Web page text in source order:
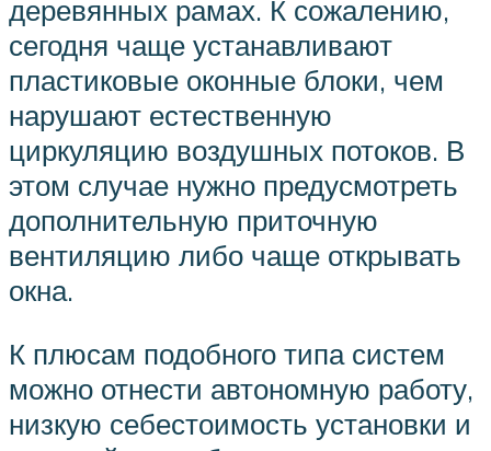
деревянных рамах. К сожалению,
сегодня чаще устанавливают
пластиковые оконные блоки, чем
нарушают естественную
циркуляцию воздушных потоков. В
этом случае нужно предусмотреть
дополнительную приточную
вентиляцию либо чаще открывать
окна.
К плюсам подобного типа систем
можно отнести автономную работу,
низкую себестоимость установки и